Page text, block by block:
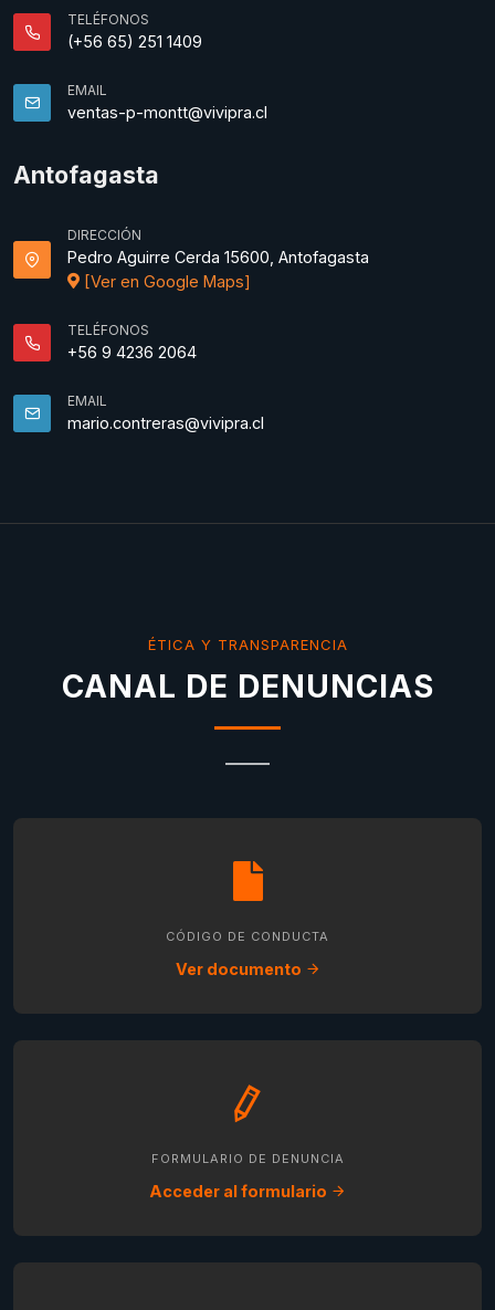
TELÉFONOS
(+56 65) 251 1409
EMAIL
ventas-p-montt@vivipra.cl
Antofagasta
DIRECCIÓN
Pedro Aguirre Cerda 15600, Antofagasta
[Ver en Google Maps]
TELÉFONOS
+56 9 4236 2064
EMAIL
mario.contreras@vivipra.cl
ÉTICA Y TRANSPARENCIA
CANAL DE DENUNCIAS
CÓDIGO DE CONDUCTA
Ver documento
FORMULARIO DE DENUNCIA
Acceder al formulario